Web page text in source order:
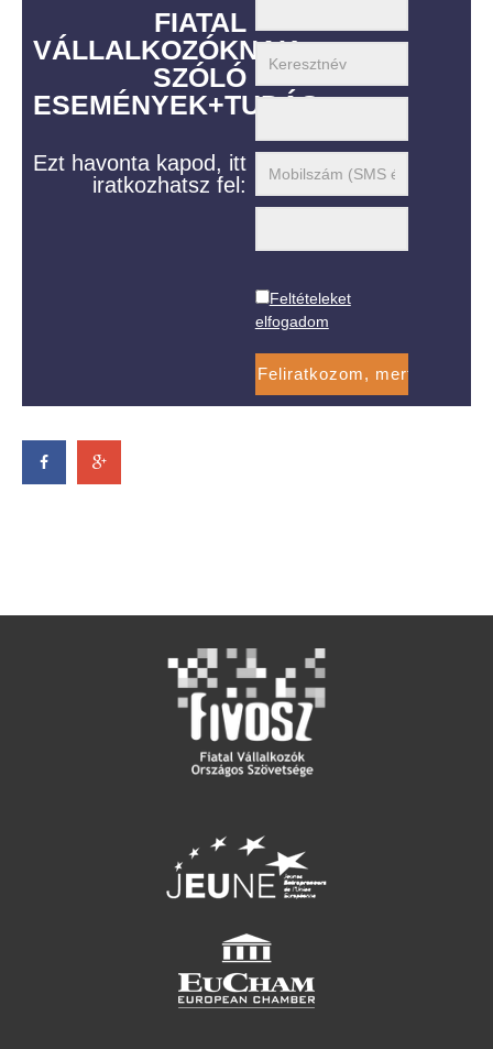
FIATAL
VÁLLALKOZÓKNAK
SZÓLÓ
ESEMÉNYEK+TUDÁS
Ezt havonta kapod, itt
iratkozhatsz fel:
Feltételeket
elfogadom